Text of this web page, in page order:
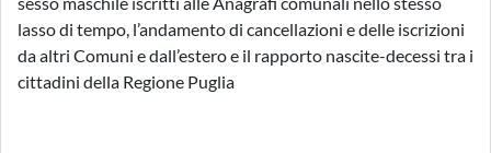
lasso di tempo, l’andamento di cancellazioni e delle iscrizioni
da altri Comuni e dall’estero e il rapporto nascite-decessi tra i
cittadini della Regione Puglia